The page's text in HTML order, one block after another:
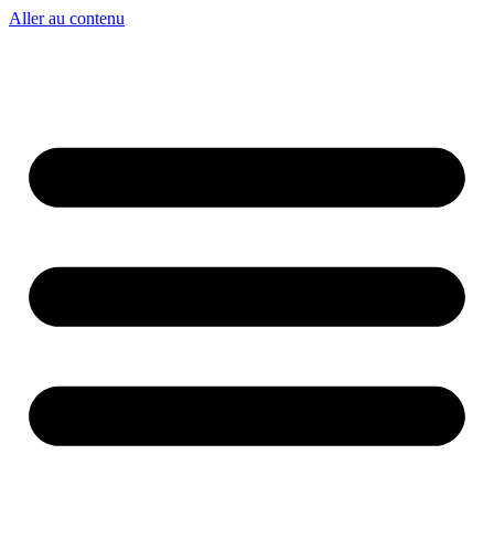
Aller au contenu